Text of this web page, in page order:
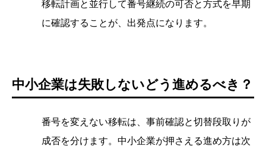
移転計画と並行して番号継続の可否と方式を早期
に確認することが、出発点になります。
中小企業は失敗しないどう進めるべき？
番号を変えない移転は、事前確認と切替段取りが
成否を分けます。中小企業が押さえる進め方は次